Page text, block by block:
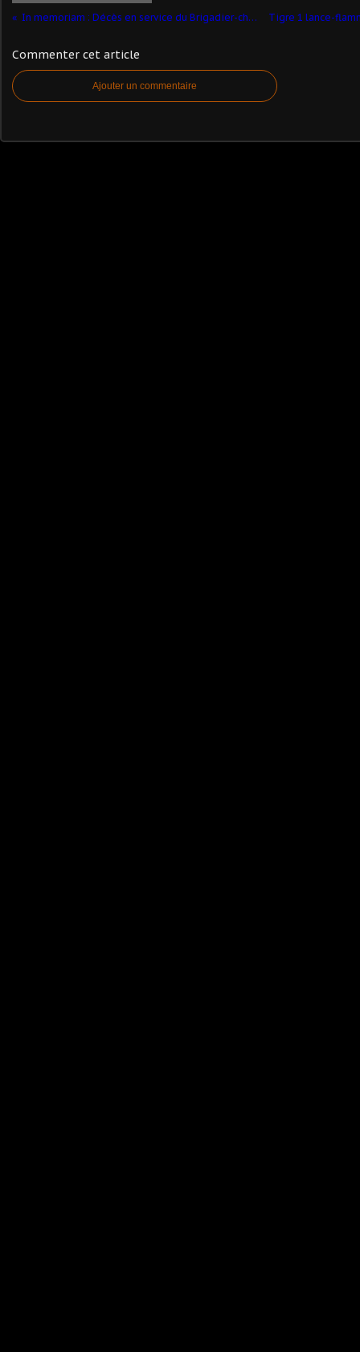
In memoriam : Décès en service du Brigadier-chef Frédéric SORRIAUX (CRS 40)
Commenter cet article
Ajouter un commentaire